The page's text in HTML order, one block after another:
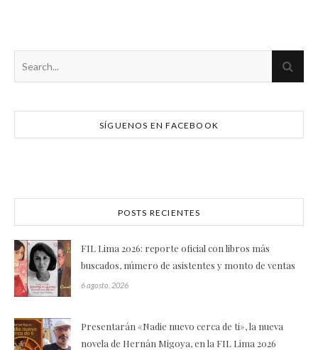
SÍGUENOS EN FACEBOOK
POSTS RECIENTES
FIL Lima 2026: reporte oficial con libros más
buscados, número de asistentes y monto de ventas
6 agosto, 2026
Presentarán «Nadie nuevo cerca de ti», la nueva
novela de Hernán Migoya, en la FIL Lima 2026